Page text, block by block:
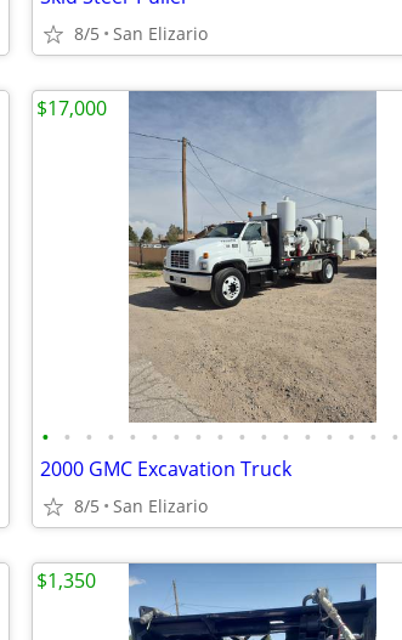
8/5 San Elizario
• • • • • • • • • • • • • • • • •
2000 GMC Excavation Truck
8/5 San Elizario
$17,000
$1,350